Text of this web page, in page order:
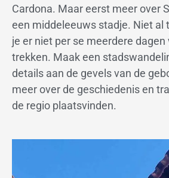
Cardona. Maar eerst meer over
een middeleeuws stadje. Niet al
je er niet per se meerdere
trekken. Maak een
details aan de gevels van de
meer over de geschiedenis en
de regio plaatsvinden.